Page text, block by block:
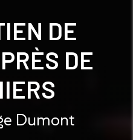
DE
DE
Dumont